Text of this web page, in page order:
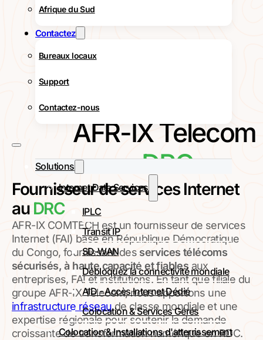
Afrique du Sud
Contactez
Bureaux locaux
Support
Contactez-nous
Solutions
Internet Data Services
IPLC
Transit IP
SD-WAN
Débloquez la connectivité mondiale
AID - Accès Internet Dédié
Colocation & Services Gérés
Colocation & Installations d'atterrissement
AFR-IX Telecom
DRC
Fournisseur de services Internet
au DRC
AFR-IX COMTECH est un fournisseur de services
Internet (FAI) basé en République Démocratique
du Congo, fournissant des services télécoms
sécurisés, à haute capacité et fiables aux
entreprises, FAI et institutions. En tant que filiale du
groupe AFR-IX Telecom, nous apportons une
infrastructure réseaude classe mondiale et une
expertise régionale pour soutenir la demande
croissante de transformation numérique en RDC.